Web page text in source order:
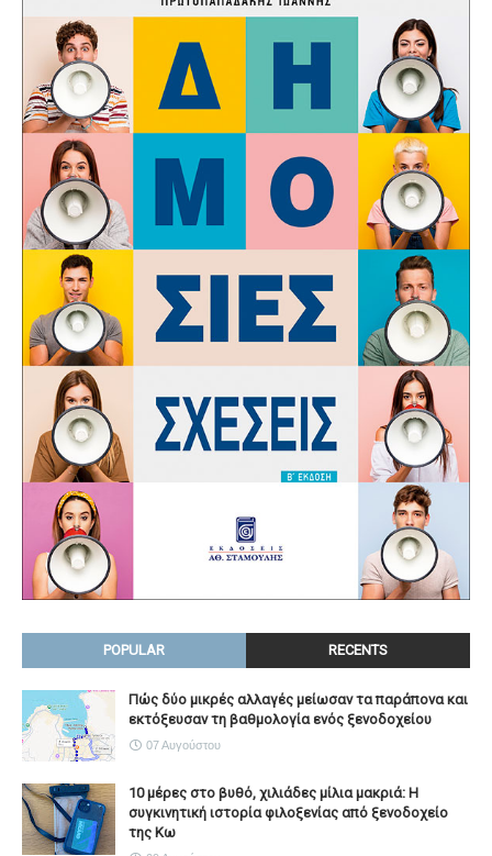
POPULAR RECENTS
Πώς δύο μικρές αλλαγές μείωσαν τα παράπονα και
εκτόξευσαν τη βαθμολογία ενός ξενοδοχείου
07 Αυγούστου
10 μέρες στο βυθό, χιλιάδες μίλια μακριά: Η
συγκινητική ιστορία φιλοξενίας από ξενοδοχείο
της Κω